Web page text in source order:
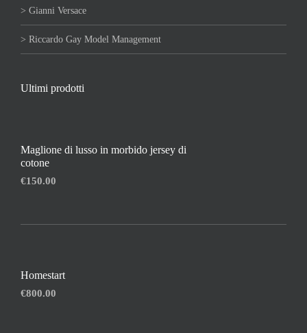
> Gianni Versace
> Riccardo Gay Model Management
Ultimi prodotti
Maglione di lusso in morbido jersey di
cotone
€150.00
Homestart
€800.00